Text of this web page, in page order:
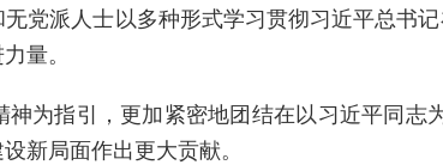
派人士以多种形式学习贯彻习近平总书记
量。
指引，更加紧密地团结在以习近平同志
新局面作出更大贡献。